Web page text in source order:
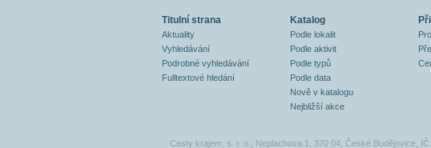
Titulní strana
Aktuality
Vyhledávání
Podrobné vyhledávání
Fulltextové hledání
Katalog
Podle lokalit
Podle aktivit
Podle typů
Podle data
Nově v katalogu
Nejbližší akce
Cesty krajem, s. r. o., Neplachova 1, 370 04, České Budějovice,